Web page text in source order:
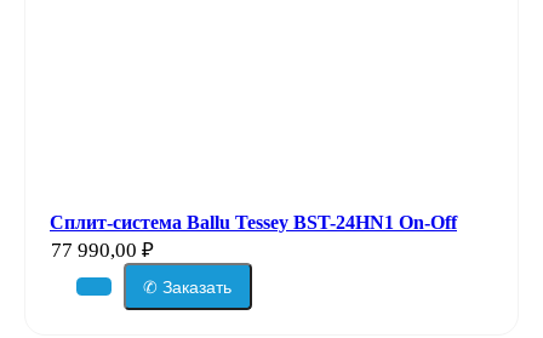
Сплит-система Ballu Tessey BST-24HN1 On-Off
77 990,00 ₽
✆ Заказать